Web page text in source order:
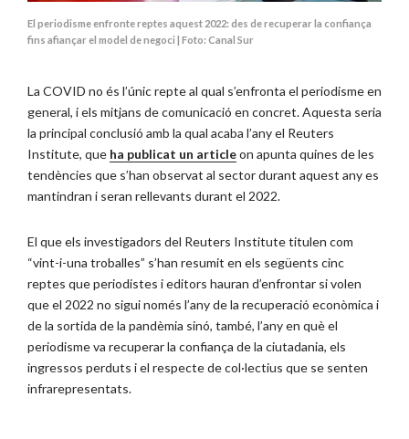
El periodisme enfronte reptes aquest 2022: des de recuperar la confiança
fins afiançar el model de negoci | Foto: Canal Sur
La COVID no és l’únic repte al qual s’enfronta el periodisme en
general, i els mitjans de comunicació en concret. Aquesta seria
la principal conclusió amb la qual acaba l’any el Reuters
Institute, que ha publicat un articleon apunta quines de les
tendències que s’han observat al sector durant aquest any es
mantindran i seran rellevants durant el 2022.
El que els investigadors del Reuters Institute titulen com
“vint-i-una troballes” s’han resumit en els següents cinc
reptes que periodistes i editors hauran d’enfrontar si volen
que el 2022 no sigui només l’any de la recuperació econòmica i
de la sortida de la pandèmia sinó, també, l’any en què el
periodisme va recuperar la confiança de la ciutadania, els
ingressos perduts i el respecte de col·lectius que se senten
infrarepresentats.